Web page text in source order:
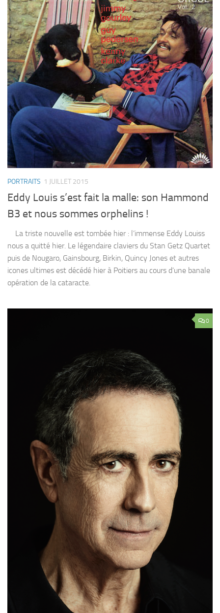
PORTRAITS 1 JUILLET 2015
Eddy Louis s’est fait la malle: son Hammond
B3 et nous sommes orphelins !
La triste nouvelle est tombée hier : l’immense Eddy Louiss
nous a quitté hier. Le légendaire claviers du Stan Getz Quartet
puis de Nougaro, Gainsbourg, Birkin, Quincy Jones et autres
icones ultimes est décédé hier à Poitiers au cours d’une banale
opération de la cataracte.
0